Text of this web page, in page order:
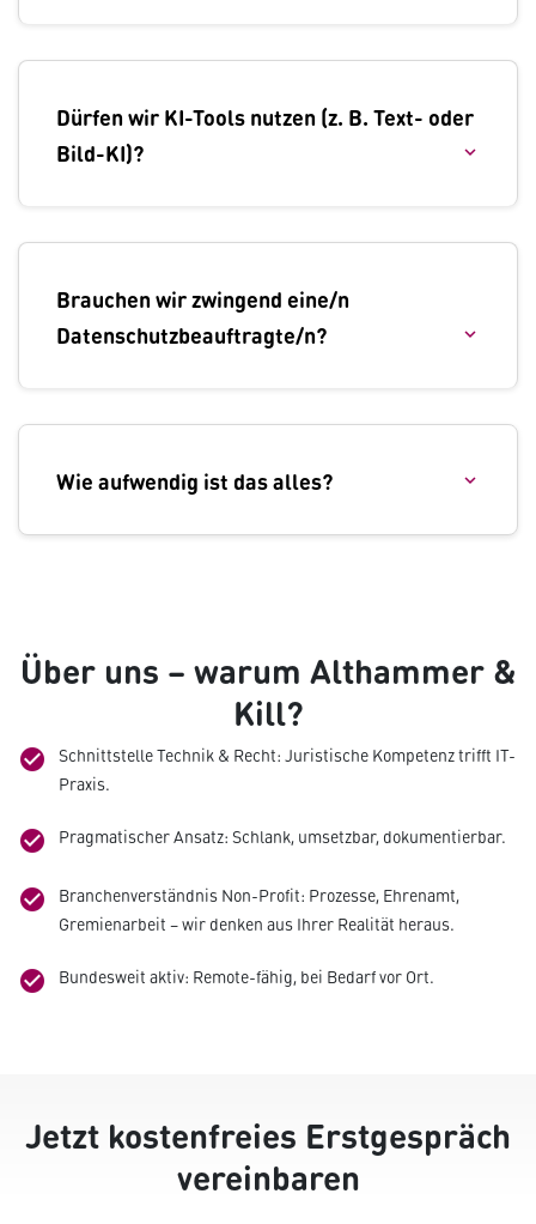
Dürfen wir KI-Tools nutzen (z. B. Text- oder
Bild-KI)?
Brauchen wir zwingend eine/n
Datenschutzbeauftragte/n?
Wie aufwendig ist das alles?
Über uns – warum Althammer &
Kill?
check_circle
Schnittstelle Technik & Recht: Juristische Kompetenz trifft IT-
Praxis.
check_circle Pragmatischer Ansatz: Schlank, umsetzbar, dokumentierbar.
check_circle
Branchenverständnis Non-Profit: Prozesse, Ehrenamt,
Gremienarbeit – wir denken aus Ihrer Realität heraus.
check_circle Bundesweit aktiv: Remote-fähig, bei Bedarf vor Ort.
Jetzt kostenfreies Erstgespräch
vereinbaren